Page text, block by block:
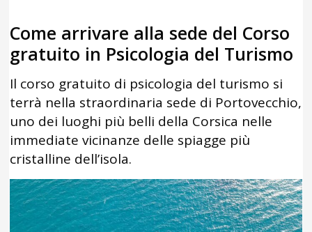
Come arrivare alla sede del Corso
gratuito in Psicologia del Turismo
Il corso gratuito di psicologia del turismo si
terrà nella straordinaria sede di Portovecchio,
uno dei luoghi più belli della Corsica nelle
immediate vicinanze delle spiagge più
cristalline dell’isola.